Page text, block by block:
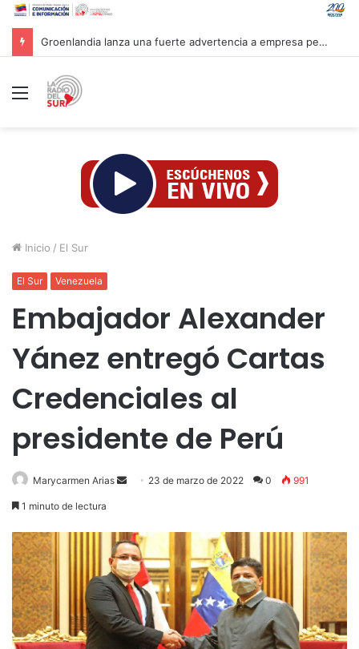
Groenlandia lanza una fuerte advertencia a empresa petrolera vinculada a Trump
Menú
Inicio / El Sur
El Sur Venezuela
Embajador Alexander
Yánez entregó Cartas
Credenciales al
presidente de Perú
Marycarmen Arias
Send 23 de marzo de 2022 0 991
1 minuto de lectura